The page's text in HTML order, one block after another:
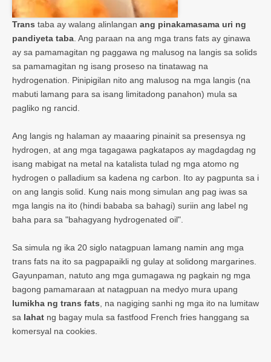
Trans taba ay walang alinlangan ang pinakamasama uri ng
pandiyeta taba. Ang paraan na ang mga trans fats ay ginawa
ay sa pamamagitan ng paggawa ng malusog na langis sa solids
sa pamamagitan ng isang proseso na tinatawag na
hydrogenation. Pinipigilan nito ang malusog na mga langis (na
mabuti lamang para sa isang limitadong panahon) mula sa
pagliko ng rancid.
Ang langis ng halaman ay maaaring pinainit sa presensya ng
hydrogen, at ang mga tagagawa pagkatapos ay magdagdag ng
isang mabigat na metal na katalista tulad ng mga atomo ng
hydrogen o palladium sa kadena ng carbon. Ito ay pagpunta sa i
on ang langis solid. Kung nais mong simulan ang pag iwas sa
mga langis na ito (hindi bababa sa bahagi) suriin ang label ng
baha para sa "bahagyang hydrogenated oil".
Sa simula ng ika 20 siglo natagpuan lamang namin ang mga
trans fats na ito sa pagpapaikli ng gulay at solidong margarines.
Gayunpaman, natuto ang mga gumagawa ng pagkain ng mga
bagong pamamaraan at natagpuan na medyo mura upang
lumikha ng trans fats, na nagiging sanhi ng mga ito na lumitaw
sa lahat ng bagay mula sa fastfood French fries hanggang sa
komersyal na cookies.